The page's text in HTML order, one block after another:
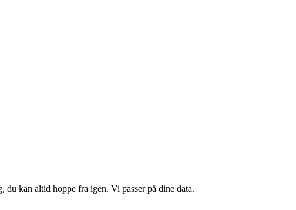
kan altid hoppe fra igen. Vi passer på dine data.